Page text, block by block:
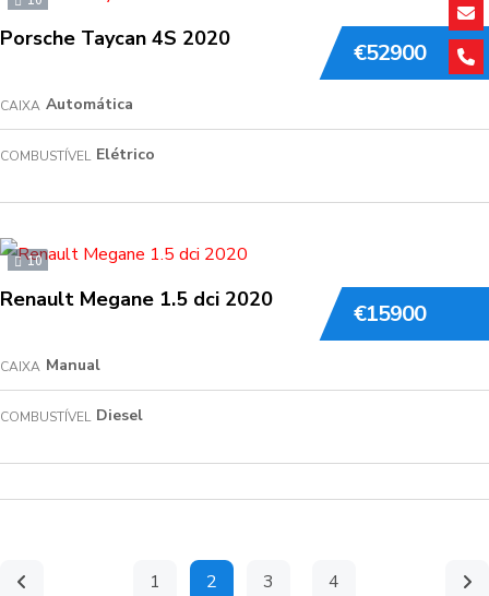
€52900
Porsche Taycan 4S 2020
CAIXA Automática
COMBUSTÍVEL Elétrico
10
€15900
Renault Megane 1.5 dci 2020
CAIXA Manual
COMBUSTÍVEL Diesel
1 2 3 4